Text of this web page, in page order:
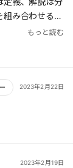
理解を促すこ
やすいと感じて
める習慣をつけ
を挙げること
ける。さら
めに必要な最低
要素にも順番
み合わせるス
もっと読む
2023年2月22日
2023年2月19日